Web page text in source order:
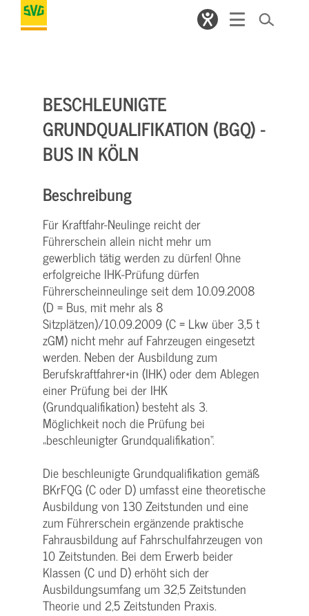
BESCHLEUNIGTE
GRUNDQUALIFIKATION (BGQ) -
BUS IN KÖLN
Beschreibung
Für Kraftfahr-Neulinge reicht der
Führerschein allein nicht mehr um
gewerblich tätig werden zu dürfen! Ohne
erfolgreiche IHK-Prüfung dürfen
Führerscheinneulinge seit dem 10.09.2008
(D = Bus, mit mehr als 8
Sitzplätzen)/10.09.2009 (C = Lkw über 3,5 t
zGM) nicht mehr auf Fahrzeugen eingesetzt
werden. Neben der Ausbildung zum
Berufskraftfahrer*in (IHK) oder dem Ablegen
einer Prüfung bei der IHK
(Grundqualifikation) besteht als 3.
Möglichkeit noch die Prüfung bei
„beschleunigter Grundqualifikation“.
Die beschleunigte Grundqualifikation gemäß
BKrFQG (C oder D) umfasst eine theoretische
Ausbildung von 130 Zeitstunden und eine
zum Führerschein ergänzende praktische
Fahrausbildung auf Fahrschulfahrzeugen von
10 Zeitstunden. Bei dem Erwerb beider
Klassen (C und D) erhöht sich der
Ausbildungsumfang um 32,5 Zeitstunden
Theorie und 2,5 Zeitstunden Praxis.